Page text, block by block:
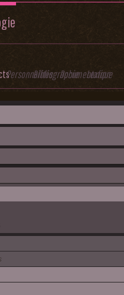
PersonnalitésBibliographieDocumentation
Lexique